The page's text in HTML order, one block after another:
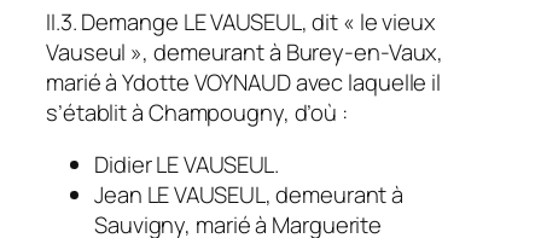
II.3. Demange LE VAUSEUL, dit « le vieux
Vauseul », demeurant à Burey-en-Vaux,
marié à Ydotte VOYNAUD avec laquelle il
s’établit à Champougny, d’où :
Didier LE VAUSEUL.
Jean LE VAUSEUL, demeurant à
Sauvigny, marié à Marguerite